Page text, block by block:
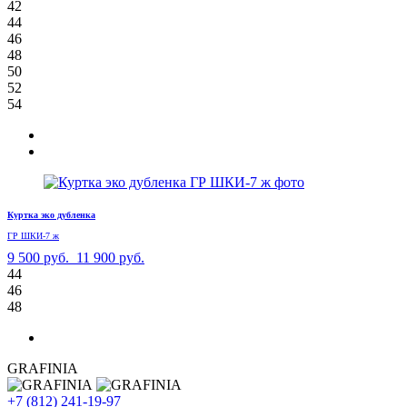
42
44
46
48
50
52
54
Куртка эко дубленка
ГР ШКИ-7 ж
9 500 руб. 11 900 руб.
44
46
48
GRAFINIA
+7 (812) 241-19-97